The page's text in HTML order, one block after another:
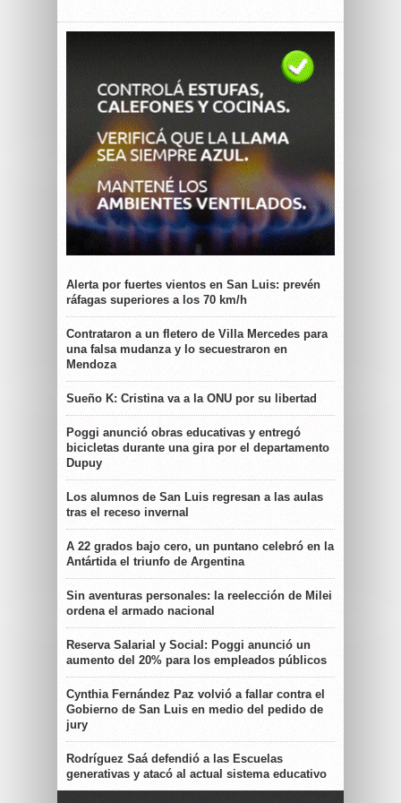
Alerta por fuertes vientos en San Luis: prevén
ráfagas superiores a los 70 km/h
Contrataron a un fletero de Villa Mercedes para
una falsa mudanza y lo secuestraron en
Mendoza
Sueño K: Cristina va a la ONU por su libertad
Poggi anunció obras educativas y entregó
bicicletas durante una gira por el departamento
Dupuy
Los alumnos de San Luis regresan a las aulas
tras el receso invernal
A 22 grados bajo cero, un puntano celebró en la
Antártida el triunfo de Argentina
Sin aventuras personales: la reelección de Milei
ordena el armado nacional
Reserva Salarial y Social: Poggi anunció un
aumento del 20% para los empleados públicos
Cynthia Fernández Paz volvió a fallar contra el
Gobierno de San Luis en medio del pedido de
jury
Rodríguez Saá defendió a las Escuelas
generativas y atacó al actual sistema educativo